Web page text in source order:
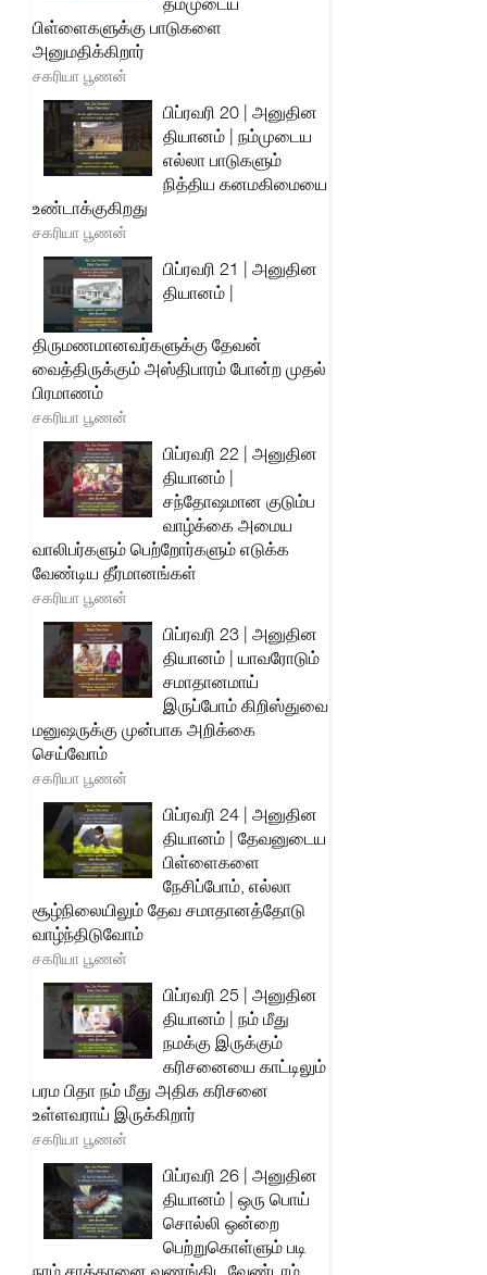
பிள்ளைகளுக்கு பாடுகளை
அனுமதிக்கிறார்
சகரியா பூணன்
பிப்ரவரி 20 | அனுதின
தியானம் | நம்முடைய
எல்லா பாடுகளும்
நித்திய கனமகிமையை
உண்டாக்குகிறது
சகரியா பூணன்
பிப்ரவரி 21 | அனுதின
தியானம் |
திருமணமானவர்களுக்கு தேவன்
வைத்திருக்கும் அஸ்திபாரம் போன்ற முதல்
பிரமாணம்
சகரியா பூணன்
பிப்ரவரி 22 | அனுதின
தியானம் |
சந்தோஷமான குடும்ப
வாழ்க்கை அமைய
வாலிபர்களும் பெற்றோர்களும் எடுக்க
வேண்டிய தீர்மானங்கள்
சகரியா பூணன்
பிப்ரவரி 23 | அனுதின
தியானம் | யாவரோடும்
சமாதானமாய்
இருப்போம் கிறிஸ்துவை
மனுஷருக்கு முன்பாக அறிக்கை
செய்வோம்
சகரியா பூணன்
பிப்ரவரி 24 | அனுதின
தியானம் | தேவனுடைய
பிள்ளைகளை
நேசிப்போம், எல்லா
சூழ்நிலையிலும் தேவ சமாதானத்தோடு
வாழ்ந்திடுவோம்
சகரியா பூணன்
பிப்ரவரி 25 | அனுதின
தியானம் | நம் மீது
நமக்கு இருக்கும்
கரிசனையை காட்டிலும்
பரம பிதா நம் மீது அதிக கரிசனை
உள்ளவராய் இருக்கிறார்
சகரியா பூணன்
பிப்ரவரி 26 | அனுதின
தியானம் | ஒரு பொய்
சொல்லி ஒன்றை
பெற்றுகொள்ளும் படி
நாம் சாத்தானை வணங்கிட வேண்டாம்